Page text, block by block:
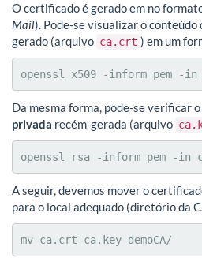
O certificado é gerado em no
Mail). Pode-se visualizar o conteúdo
gerado (arquivo ca.crt ) em um
openssl x509 -inform pem -
Da mesma forma, pode-se verificar
privada recém-gerada (arquivo
openssl rsa -inform pem -in
A seguir, devemos mover o
para o local adequado (diretório da
mv ca.crt ca.key demoCA/